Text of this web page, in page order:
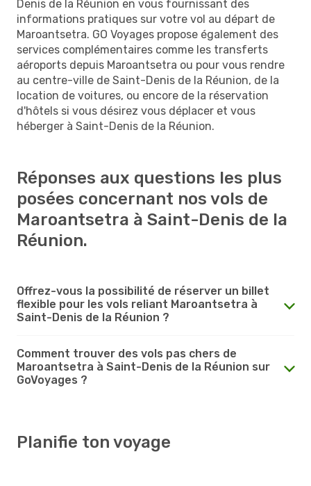
Denis de la Réunion en vous fournissant des
informations pratiques sur votre vol au départ de
Maroantsetra. GO Voyages propose également des
services complémentaires comme les transferts
aéroports depuis Maroantsetra ou pour vous rendre
au centre-ville de Saint-Denis de la Réunion, de la
location de voitures, ou encore de la réservation
d'hôtels si vous désirez vous déplacer et vous
héberger à Saint-Denis de la Réunion.
Réponses aux questions les plus
posées concernant nos vols de
Maroantsetra à Saint-Denis de la
Réunion.
Offrez-vous la possibilité de réserver un billet
flexible pour les vols reliant Maroantsetra à
Saint-Denis de la Réunion ?
Comment trouver des vols pas chers de
Maroantsetra à Saint-Denis de la Réunion sur
GoVoyages ?
Planifie ton voyage